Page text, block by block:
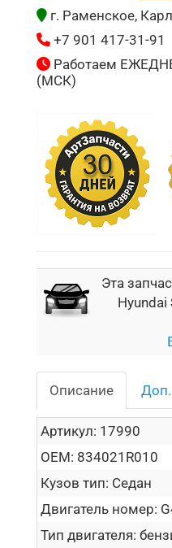
г. Раменское,
+7 901 417-31-91
Работаем
(МСК)
Эта
Описание
Артикул: 17990
OEM: 834021R010
Кузов тип: Седан
Двигатель номер:
Тип двигателя: